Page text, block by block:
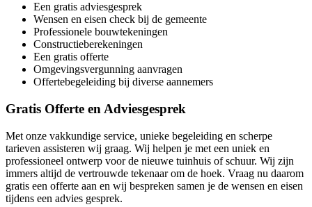
Een gratis adviesgesprek
Wensen en eisen check bij de gemeente
Professionele bouwtekeningen
Constructieberekeningen
Een gratis offerte
Omgevingsvergunning aanvragen
Offertebegeleiding bij diverse aannemers
Gratis Offerte en Adviesgesprek
Met onze vakkundige service, unieke begeleiding en scherpe
tarieven assisteren wij graag. Wij helpen je met een uniek en
professioneel ontwerp voor de nieuwe tuinhuis of schuur. Wij zijn
immers altijd de vertrouwde tekenaar om de hoek. Vraag nu daarom
gratis een offerte aan en wij bespreken samen je de wensen en eisen
tijdens een advies gesprek.